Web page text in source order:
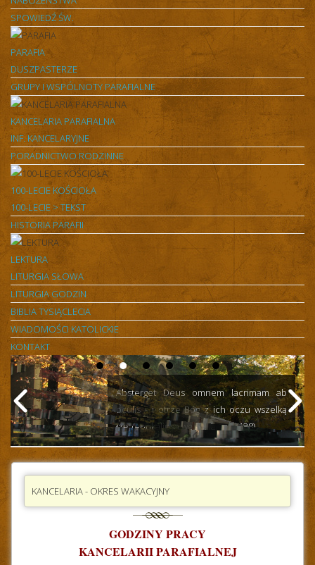
SPOWIEDŹ ŚW.
PARAFIA
DUSZPASTERZE
GRUPY I WSPÓLNOTY PARAFIALNE
KANCELARIA PARAFIALNA
INF. KANCELARYJNE
PORADNICTWO RODZINNE
100-LECIE KOŚCIOŁA
100-LECIE > TEKST
HISTORIA PARAFII
LEKTURA
LITURGIA SŁOWA
LITURGIA GODZIN
BIBLIA TYSIĄCLECIA
WIADOMOŚCI KATOLICKIE
KONTAKT
Absterget Deus omnem lacrimam ab
oculis - i otrze Bóg z ich oczu wszelką
łzę. (Apokalipsa wg św. Jana - 2138)
KANCELARIA - OKRES WAKACYJNY
GODZINY PRACY
KANCELARII PARAFIALNEJ